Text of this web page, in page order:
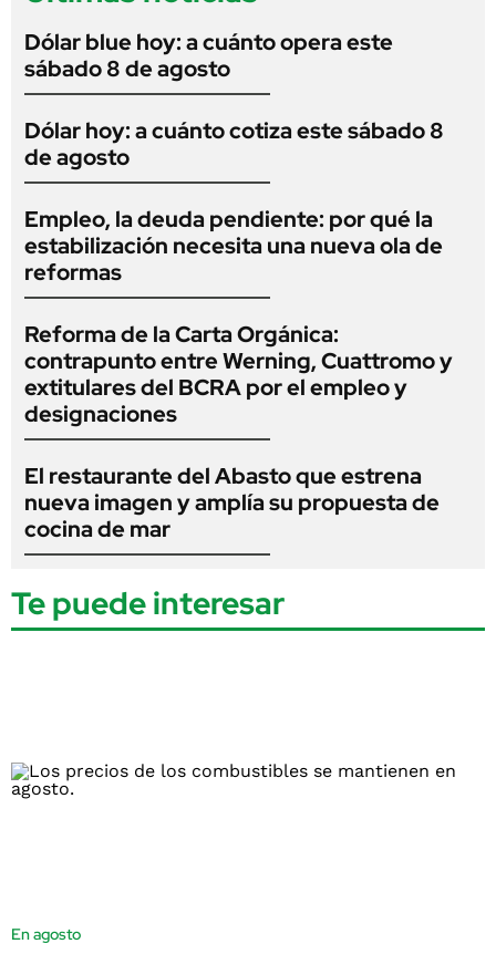
Dólar blue hoy: a cuánto opera este
sábado 8 de agosto
Dólar hoy: a cuánto cotiza este sábado 8
de agosto
Empleo, la deuda pendiente: por qué la
estabilización necesita una nueva ola de
reformas
Reforma de la Carta Orgánica:
contrapunto entre Werning, Cuattromo y
extitulares del BCRA por el empleo y
designaciones
El restaurante del Abasto que estrena
nueva imagen y amplía su propuesta de
cocina de mar
Te puede interesar
En agosto